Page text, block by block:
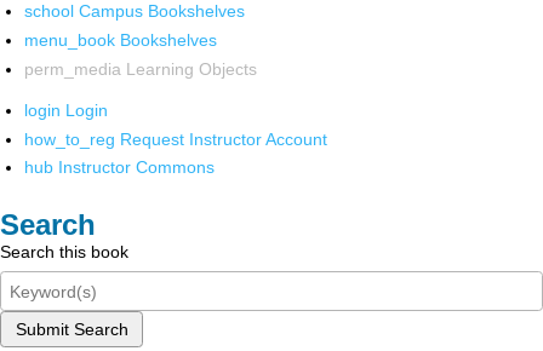
school Campus Bookshelves
menu_book Bookshelves
perm_media Learning Objects
login Login
how_to_reg Request Instructor Account
hub Instructor Commons
Search
Search this book
Submit Search